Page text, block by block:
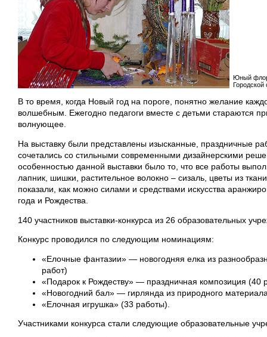
Юный
Городской
В то время, когда Новый год на пороге, понятно желание
волшебным. Ежегодно педагоги вместе с детьми стараются
волнующее.
На выставку были представлены изысканные, праздничные
сочетались со стильными современными дизайнерскими
особенностью данной выставки было то, что все работы
лапник, шишки, растительное волокно – сизаль, цветы из
показали, как можно силами и средствами искусства
года и Рождества.
140 участников выставки-конкурса из 26 образовательных
Конкурс проводился по следующим номинациям:
«Елочные фантазии» — новогодняя елка из
работ)
«Подарок к Рождеству» — праздничная композиция (40
«Новогодний бал» — гирлянда из природного
«Елочная игрушка» (33 работы).
Участниками конкурса стали следующие образовательные